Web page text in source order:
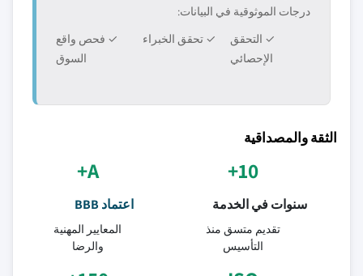
درجات الموثوقية في البيانات:
✓ التحقق
الإحصائي
✓ تحقق الخبراء
✓ فحص واقع
السوق
الثقة والمصداقية
10+
سنوات في الخدمة
تقديم متسق منذ
التأسيس
A+
اعتماد BBB
المعايير المهنية
والرضا